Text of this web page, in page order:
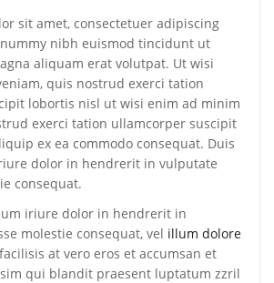
sit amet, consectetuer adipiscing
nibh euismod tincidunt ut
aliquam erat volutpat. Ut wisi
quis nostrud exerci tation
lobortis nisl ut wisi enim ad minim
exerci tation ullamcorper suscipit
ex ea commodo consequat. Duis
dolor in hendrerit in vulputate
consequat.
iriure dolor in hendrerit in
molestie consequat, vel illum dolore
at vero eros et accumsan et
qui blandit praesent luptatum zzril